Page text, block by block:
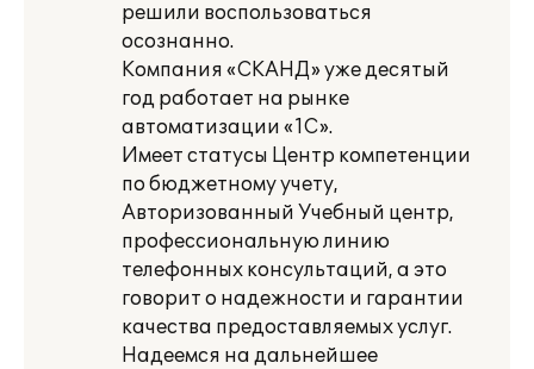
решили воспользоваться
осознанно.
Компания «СКАНД» уже десятый
год работает на рынке
автоматизации «1С».
Имеет статусы Центр компетенции
по бюджетному учету,
Авторизованный Учебный центр,
профессиональную линию
телефонных консультаций, а это
говорит о надежности и гарантии
качества предоставляемых услуг.
Надеемся на дальнейшее